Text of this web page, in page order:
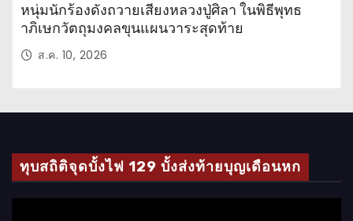
หนุ่มนักร้องดังถวายเสียงหลวงปู่ศิลา ในพิธีพุทธ
าภิเษกวัตถุมงคลขุนแผนวาระสุดท้าย
ส.ค. 10, 2026
ทุบสถิติจุดบั้งไฟ 129 บั้งส่งท้ายบุญเดือนหก